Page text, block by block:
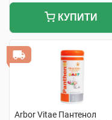
КУПИТИ
Arbor Vitae Пантенол